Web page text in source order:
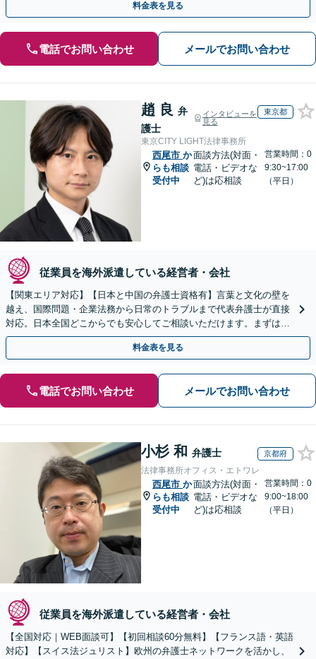
料金表を見る
電話でお問い合わせ メールでお問い合わせ
趙 良 弁
護士
インタビューを
見る
東京都
東京CITY LIGHT法律事務所
西尾市 か
らも相談
受付中
面談方法(対面・
電話・ビデオな
ど)は応相談
営業時間：0
9:30~17:00
（平日）
従業員を海外派遣している経営者・会社
【関東エリア対応】【日本と中国の弁護士資格有】言葉と文化の壁を
越え、国際問題・企業法務から日常のトラブルまで代表弁護士が直接
対応。日本全国どこからでも安心してご相談いただけます。まずは一
歩を踏み出してみませんか。【初回相談無料】
料金表を見る
電話でお問い合わせ メールでお問い合わせ
小杉 和 弁護士 京都府
法律事務所オフィス・エトワレ
西尾市 か
らも相談
受付中
面談方法(対面・
電話・ビデオな
ど)は応相談
営業時間：0
9:00~18:00
（平日）
従業員を海外派遣している経営者・会社
【全国対応｜WEB面談可】【初回相談60分無料】【フランス語・英語
対応】【スイス法ジュリスト】欧州の弁護士ネットワークを活かし、